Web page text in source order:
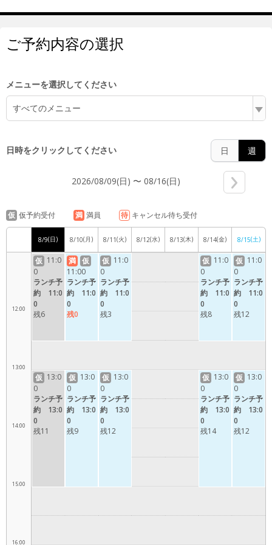
ご予約内容の選択
メニューを選択してください
すべてのメニュー
日時をクリックしてください 日 週
2026/08/09(日) 〜 08/16(日)
仮 仮予約受付 満 満員 待 キャンセル待ち受付
8/9(日) 8/10(月) 8/11(火) 8/12(水) 8/13(木) 8/14(金) 8/15(土)
7:00
11:00
12:00
13:00
14:00
15:00
16:00
仮 11:0
0
ランチ予
約 11:0
0
残6
仮 13:0
0
ランチ予
約 13:0
0
残11
満 仮
11:00
ランチ予
約 11:0
0
残0
仮 13:0
0
ランチ予
約 13:0
0
残9
仮 11:0
0
ランチ予
約 11:0
0
残3
仮 13:0
0
ランチ予
約 13:0
0
残12
仮 11:0
0
ランチ予
約 11:0
0
残8
仮 13:0
0
ランチ予
約 13:0
0
残14
仮 11:0
0
ランチ予
約 11:0
0
残12
仮 13:0
0
ランチ予
約 13:0
0
残12